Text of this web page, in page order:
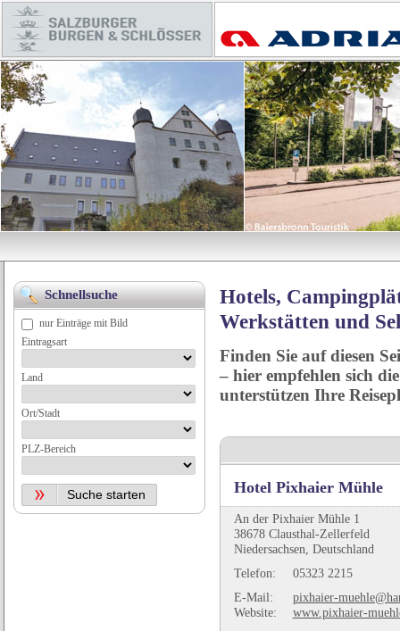
Hotels,
Werkstätten und
Finden Sie auf diesen
– hier empfehlen sich
unterstützen Ihre
Hotel Pixhaier Mühle
An der Pixhaier Mühle 1
38678 Clausthal-Zellerfeld
Niedersachsen, Deutschland
Telefon:
05323 2215
E-Mail:
pixhaier-
Website:
www.pixhaier-
Schnellsuche
nur Einträge mit Bild
Eintragsart
Land
Ort/Stadt
PLZ-Bereich